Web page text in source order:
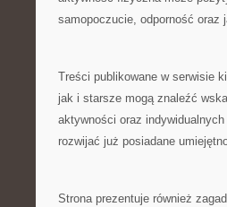
samopoczucie, odporność oraz
Treści publikowane w serwisie
jak i starsze mogą znaleźć
aktywności oraz
rozwijać już posiadane
Strona prezentuje również